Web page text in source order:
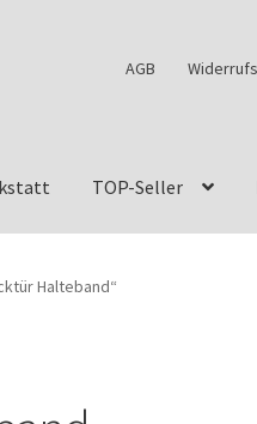
AGB
TOP-Seller
Halteband“